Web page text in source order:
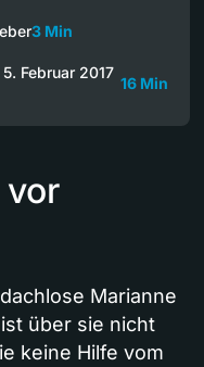
3 Min
Februar 2017
16 Min
Marianne
über sie nicht
keine Hilfe vom